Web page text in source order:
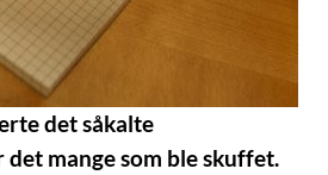
det såkalte
mange som ble skuffet.